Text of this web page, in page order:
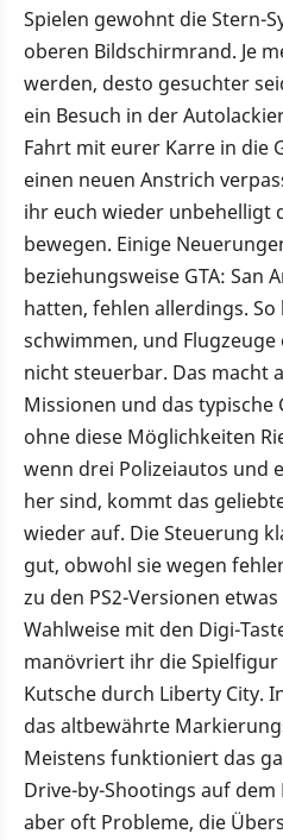
Spielen gewohnt die Stern-
oberen Bildschirmrand. Je
werden, desto gesuchter
ein Besuch in der
Fahrt mit eurer Karre in die
einen neuen Anstrich
ihr euch wieder unbehelligt
bewegen. Einige
beziehungsweise GTA: San
hatten, fehlen allerdings.
schwimmen, und
nicht steuerbar. Das macht
Missionen und das typische
ohne diese Möglichkeiten
wenn drei Polizeiautos und
her sind, kommt das
wieder auf. Die Steuerung
gut, obwohl sie wegen
zu den PS2-Versionen
Wahlweise mit den Digi-
manövriert ihr die
Kutsche durch Liberty City.
das altbewährte
Meistens funktioniert das
Drive-by-Shootings auf
aber oft Probleme, die